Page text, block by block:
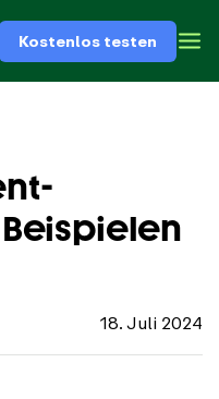
Kostenlos testen
18. Juli 2024